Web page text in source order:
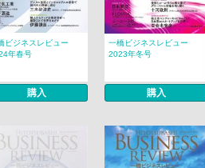
ビジネスレビュー
年春号
購入
一橋ビジネスレビュー
2023年冬号
購入